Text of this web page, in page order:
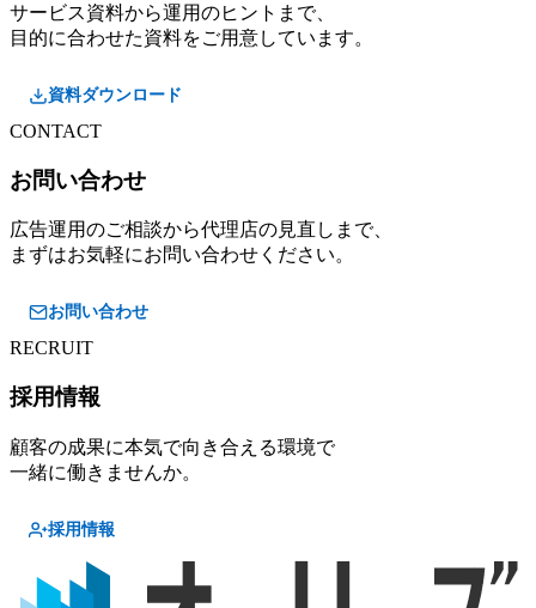
サービス資料から運用のヒントまで、
目的に合わせた資料をご用意しています。
資料ダウンロード
CONTACT
お問い合わせ
広告運用のご相談から代理店の見直しまで、
まずはお気軽にお問い合わせください。
お問い合わせ
RECRUIT
採用情報
顧客の成果に本気で向き合える環境で
一緒に働きませんか。
採用情報